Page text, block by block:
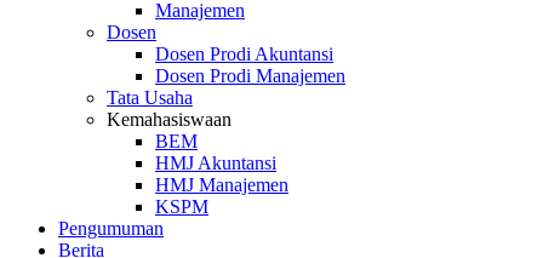
Manajemen
Dosen
Dosen Prodi Akuntansi
Dosen Prodi Manajemen
Tata Usaha
Kemahasiswaan
BEM
HMJ Akuntansi
HMJ Manajemen
KSPM
Pengumuman
Berita